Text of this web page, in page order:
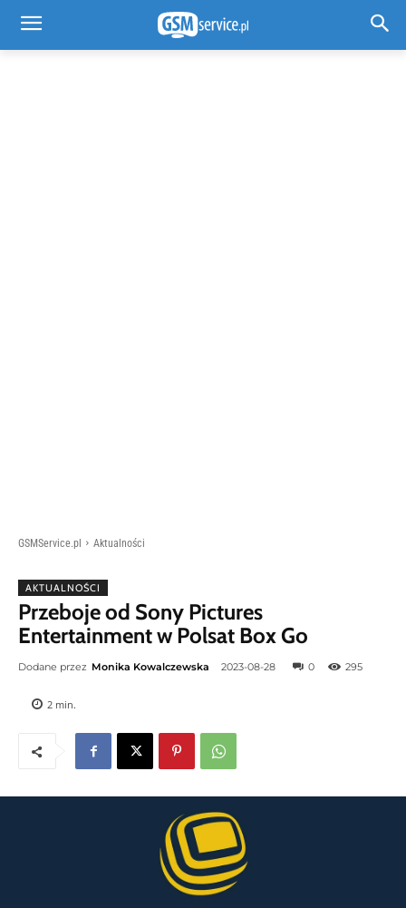
GSMService.pl Aktualności
AKTUALNOŚCI
Przeboje od Sony Pictures
Entertainment w Polsat Box Go
Dodane przez Monika Kowalczewska 2023-08-28 0 295
2 min.